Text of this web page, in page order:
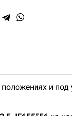
и под